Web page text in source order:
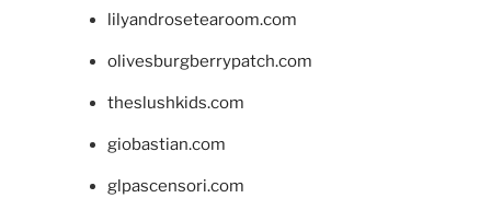
lilyandrosetearoom.com
olivesburgberrypatch.com
theslushkids.com
giobastian.com
glpascensori.com